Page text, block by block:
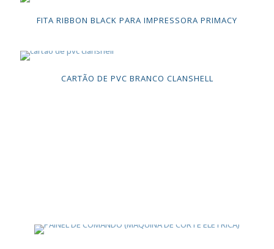
FITA RIBBON BLACK PARA IMPRESSORA PRIMACY
CARTÃO DE PVC BRANCO CLANSHELL